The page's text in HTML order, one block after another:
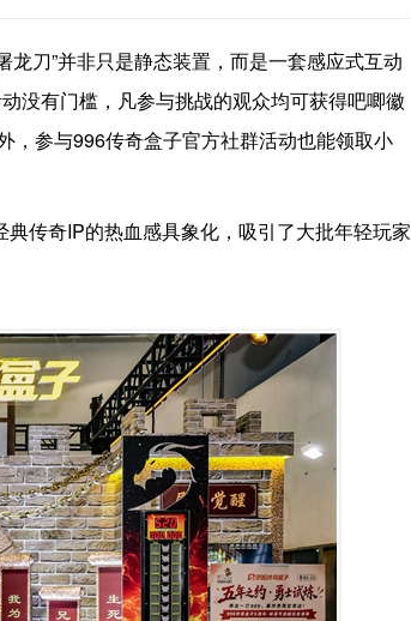
刀”并非只是静态装置，而是一套感应式互动
没有门槛，凡参与挑战的观众均可获得吧唧徽
，参与996传奇盒子官方社群活动也能领取小
传奇IP的热血感具象化，吸引了大批年轻玩家